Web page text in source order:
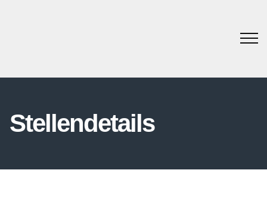
Stellendetails